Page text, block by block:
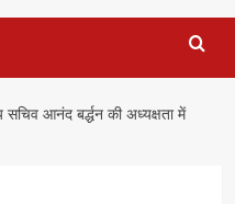
सचिव आनंद बर्द्धन की अध्यक्षता में